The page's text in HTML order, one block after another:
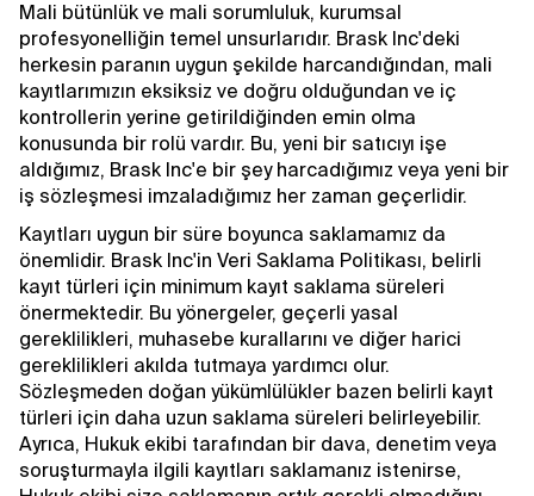
Mali bütünlük ve mali sorumluluk, kurumsal
profesyonelliğin temel unsurlarıdır. Brask Inc'deki
herkesin paranın uygun şekilde harcandığından, mali
kayıtlarımızın eksiksiz ve doğru olduğundan ve iç
kontrollerin yerine getirildiğinden emin olma
konusunda bir rolü vardır. Bu, yeni bir satıcıyı işe
aldığımız, Brask Inc'e bir şey harcadığımız veya yeni bir
iş sözleşmesi imzaladığımız her zaman geçerlidir.
Kayıtları uygun bir süre boyunca saklamamız da
önemlidir. Brask Inc'in Veri Saklama Politikası, belirli
kayıt türleri için minimum kayıt saklama süreleri
önermektedir. Bu yönergeler, geçerli yasal
gereklilikleri, muhasebe kurallarını ve diğer harici
gereklilikleri akılda tutmaya yardımcı olur.
Sözleşmeden doğan yükümlülükler bazen belirli kayıt
türleri için daha uzun saklama süreleri belirleyebilir.
Ayrıca, Hukuk ekibi tarafından bir dava, denetim veya
soruşturmayla ilgili kayıtları saklamanız istenirse,